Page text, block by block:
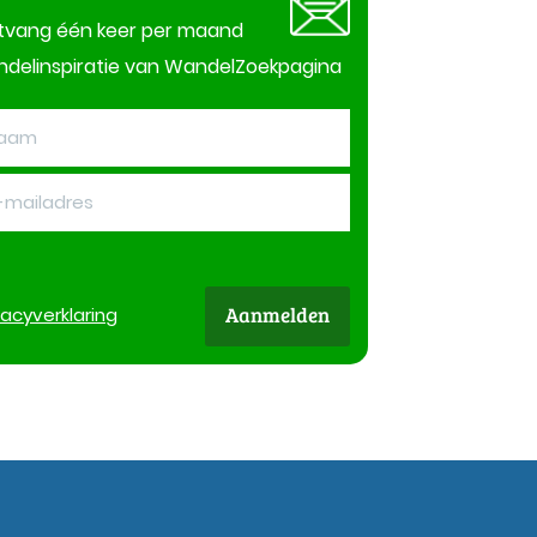
één keer per maand
van WandelZoekpagina
verklaring Aanmelden